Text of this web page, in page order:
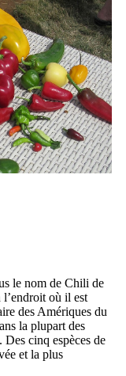
le nom de Chili de
où il est
des Amériques du
la plupart des
Des cinq espèces de
et la plus